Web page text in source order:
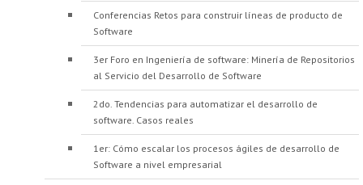
Conferencias Retos para construir líneas de producto de
Software
3er Foro en Ingeniería de software: Minería de Repositorios
al Servicio del Desarrollo de Software
2do. Tendencias para automatizar el desarrollo de
software. Casos reales
1er: Cómo escalar los procesos ágiles de desarrollo de
Software a nivel empresarial